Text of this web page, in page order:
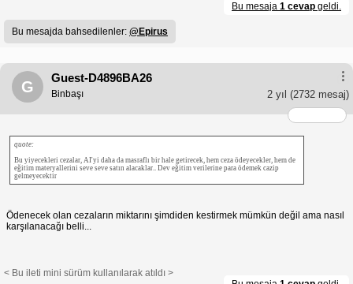
Bu mesaja 1 cevap geldi.
Bu mesajda bahsedilenler: @Epirus
G
Guest-D4896BA26
2 yıl (2732 mesaj)
Binbaşı
quote:
Bu yiyecekleri cezalar, AI'yi daha da masraflı bir hale getirecek, hem ceza ödeyecekler, hem de
eğitim materyallerini seve seve satın alacaklar.. Dev eğitim verilerine para ödemek cazip
gelmeyecektir
Ödenecek olan cezaların miktarını şimdiden kestirmek mümkün değil ama nasıl
karşılanacağı belli...
< Bu ileti mini sürüm kullanılarak atıldı >